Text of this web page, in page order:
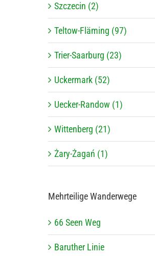
Szczecin (2)
Teltow-Fläming (97)
Trier-Saarburg (23)
Uckermark (52)
Uecker-Randow (1)
Wittenberg (21)
Żary-Żagań (1)
Mehr­tei­lige Wanderwege
66 Seen Weg
Baru­ther Linie